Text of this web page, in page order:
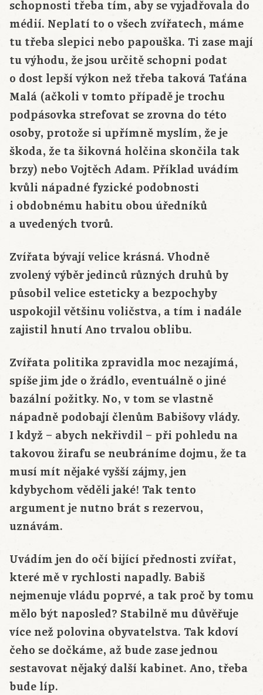
schopnosti třeba tím, aby se vyjadřovala do
médií. Neplatí to o všech zvířatech, máme
tu třeba slepici nebo papouška. Ti zase mají
tu výhodu, že jsou určitě schopni podat
o dost lepší výkon než třeba taková Taťána
Malá (ačkoli v tomto případě je trochu
podpásovka strefovat se zrovna do této
osoby, protože si upřímně myslím, že je
škoda, že ta šikovná holčina skončila tak
brzy) nebo Vojtěch Adam. Příklad uvádím
kvůli nápadné fyzické podobnosti
i obdobnému habitu obou úředníků
a uvedených tvorů.
Zvířata bývají velice krásná. Vhodně
zvolený výběr jedinců různých druhů by
působil velice esteticky a bezpochyby
uspokojil většinu voličstva, a tím i nadále
zajistil hnutí Ano trvalou oblibu.
Zvířata politika zpravidla moc nezajímá,
spíše jim jde o žrádlo, eventuálně o jiné
bazální požitky. No, v tom se vlastně
nápadně podobají členům Babišovy vlády.
I když – abych nekřivdil – při pohledu na
takovou žirafu se neubráníme dojmu, že ta
musí mít nějaké vyšší zájmy, jen
kdybychom věděli jaké! Tak tento
argument je nutno brát s rezervou,
uznávám.
Uvádím jen do očí bijící přednosti zvířat,
které mě v rychlosti napadly. Babiš
nejmenuje vládu poprvé, a tak proč by tomu
mělo být naposled? Stabilně mu důvěřuje
více než polovina obyvatelstva. Tak kdoví
čeho se dočkáme, až bude zase jednou
sestavovat nějaký další kabinet. Ano, třeba
bude líp.